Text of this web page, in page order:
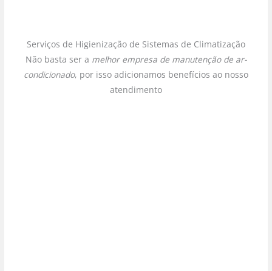
Serviços de Higienização de Sistemas de Climatização
Não basta ser a melhor empresa de manutenção de ar-
condicionado, por isso adicionamos benefícios ao nosso
atendimento